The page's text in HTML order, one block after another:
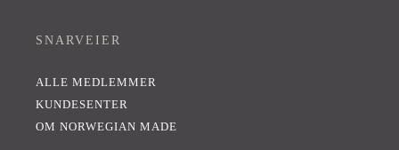
SNARVEIER
ALLE MEDLEMMER
KUNDESENTER
OM NORWEGIAN MADE